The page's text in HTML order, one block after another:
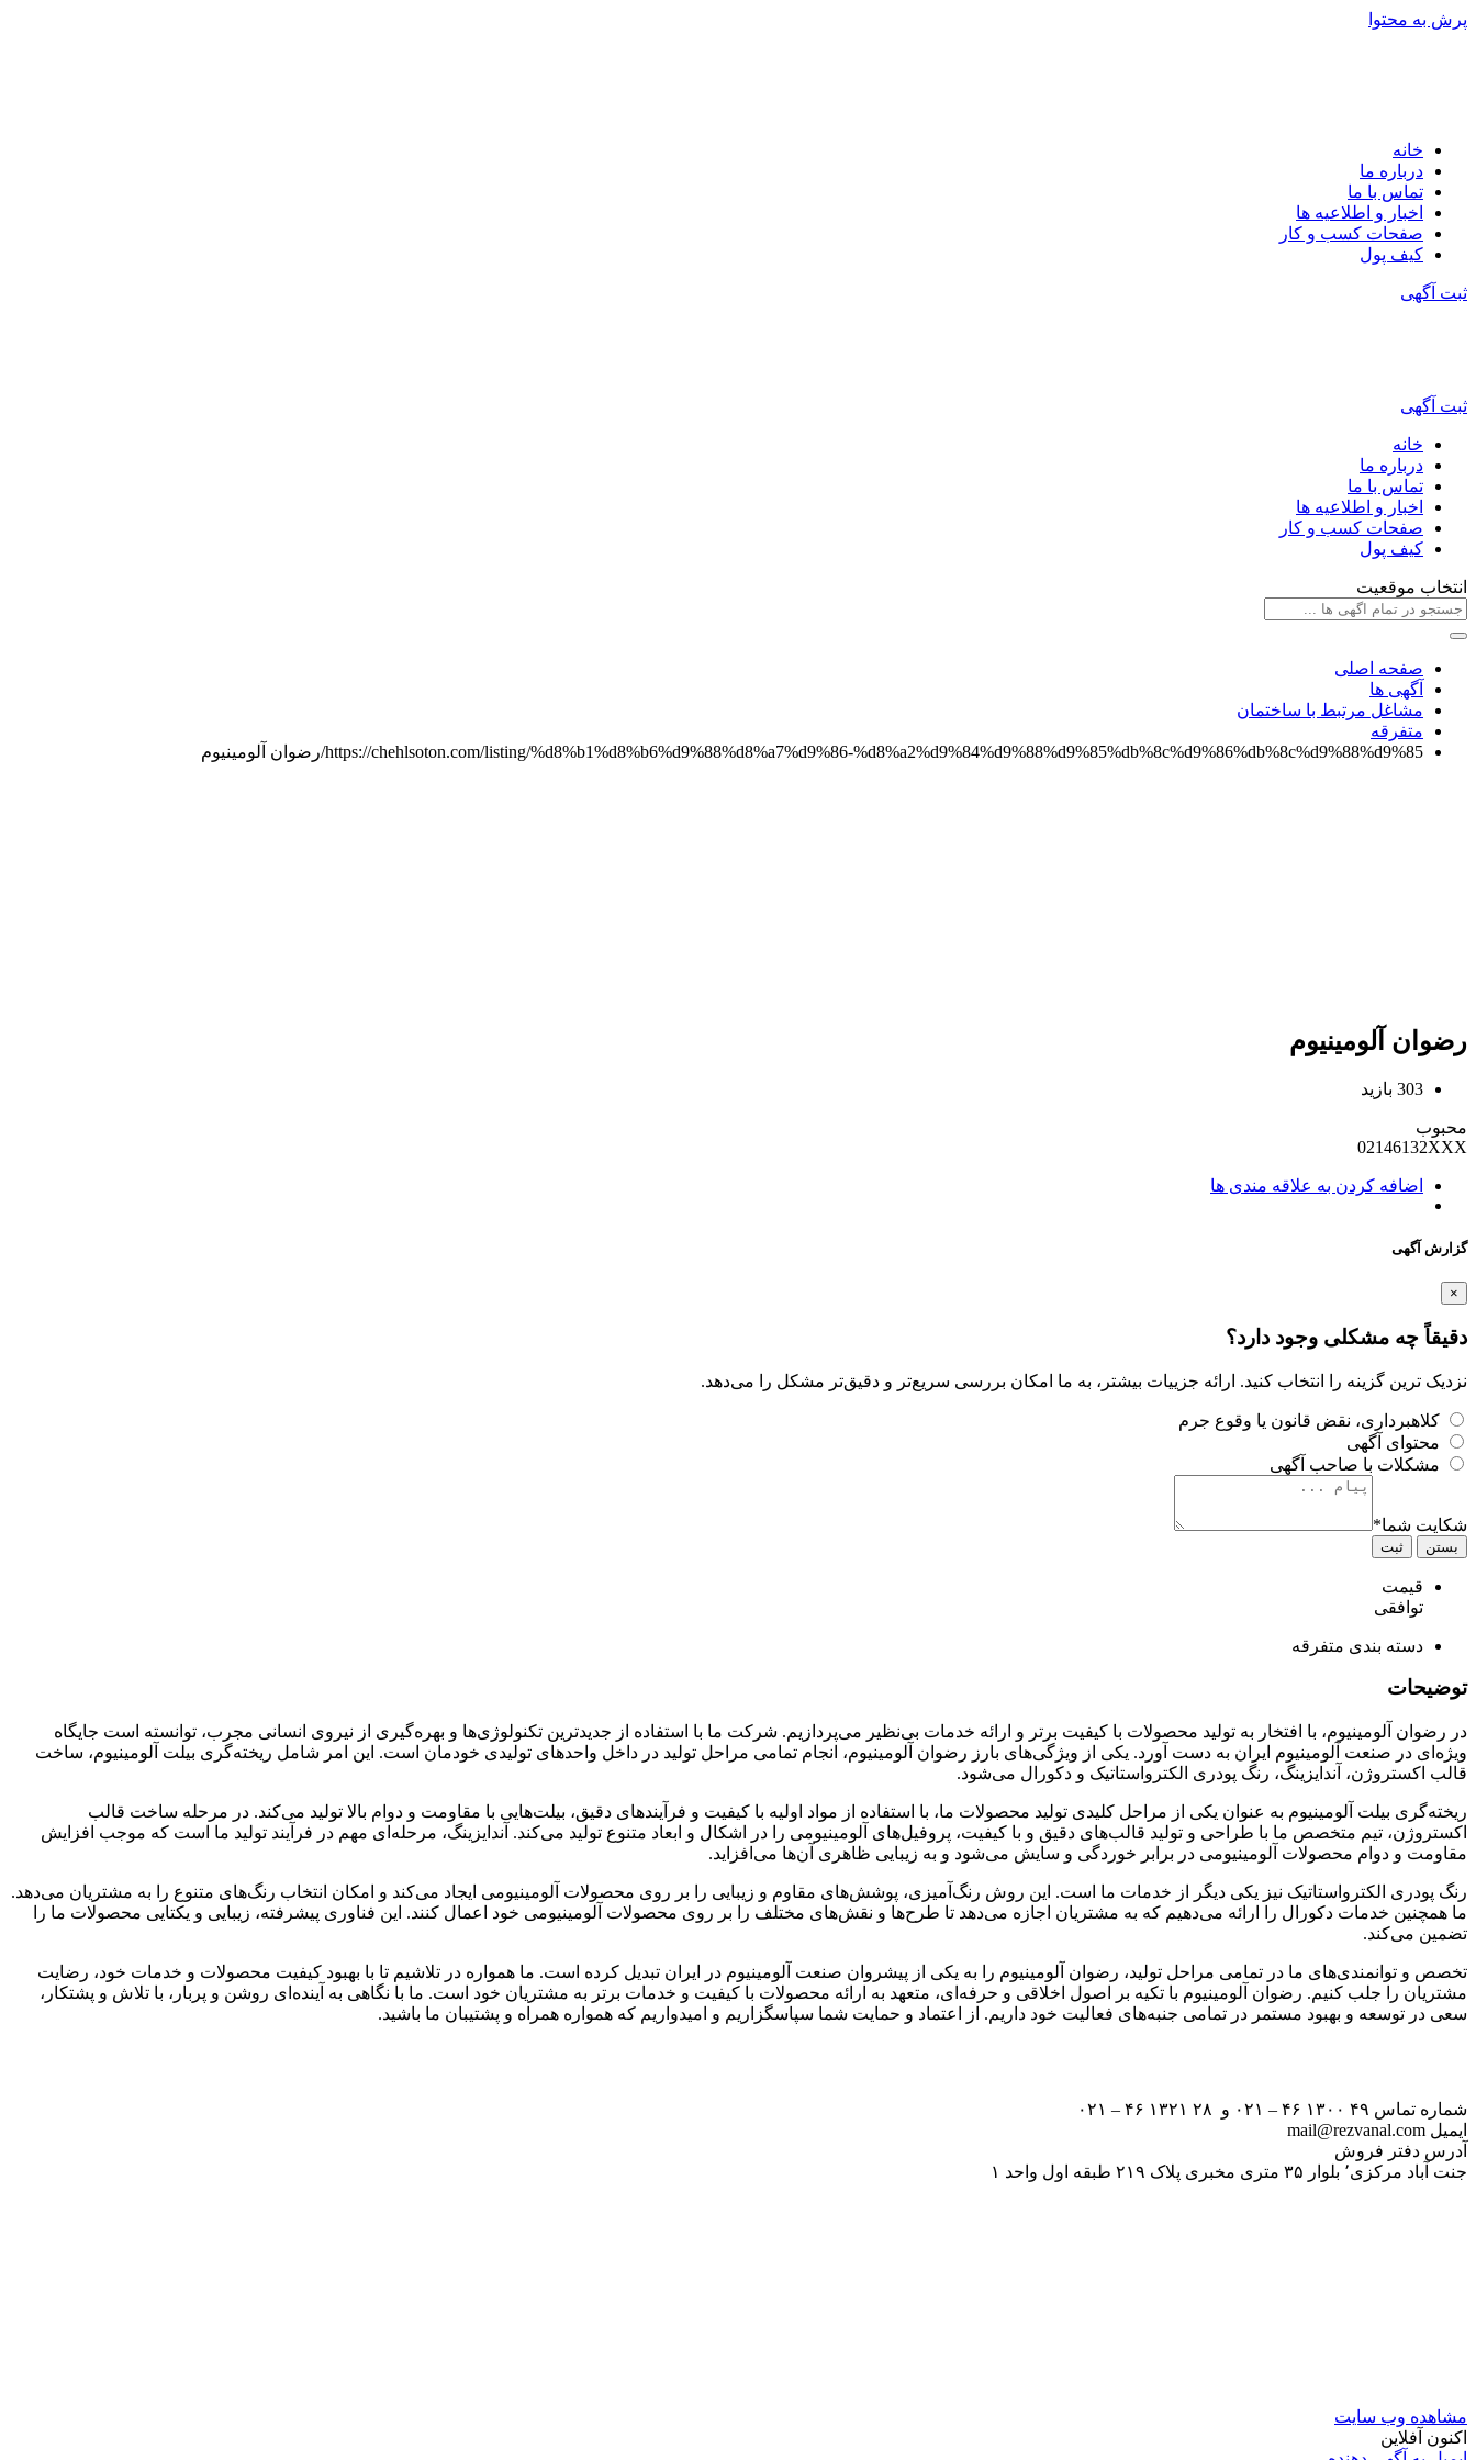
پرش به محتوا
خانه
درباره ما
تماس با ما
اخبار و اطلاعیه ها
صفحات کسب و کار
کیف پول
ثبت آگهی
ثبت آگهی
خانه
درباره ما
تماس با ما
اخبار و اطلاعیه ها
صفحات کسب و کار
کیف پول
انتخاب موقعیت
صفحه اصلی
آگهی ها
مشاغل مرتبط با ساختمان
متفرقه
https://chehlsoton.com/listing/%d8%b1%d8%b6%d9%88%d8%a7%d9%86-%d8%a2%d9%84%d9%88%d9%85%db%8c%d9%86%db%8c%d9%88%d9%85/ رضوان آلومینیوم
رضوان آلومینیوم
303 بازید
محبوب
02146132XXX
اضافه کردن به علاقه مندی ها
گزارش آگهی
×
دقیقاً چه مشکلی وجود دارد؟
نزدیک ترین گزینه را انتخاب کنید. ارائه جزییات بیشتر، به ما امکان بررسی سریع‌تر و دقیق‌تر مشکل را می‌دهد.
کلاهبرداری، نقض قانون یا وقوع جرم
محتوای آگهی
مشکلات با صاحب آگهی
شکایت شما*
بستن ثبت
قیمت
توافقی
دسته بندی متفرقه
توضیحات
در رضوان آلومینیوم، با افتخار به تولید محصولات با کیفیت برتر و ارائه خدمات بی‌نظیر می‌پردازیم. شرکت ما با استفاده از جدیدترین تکنولوژی‌ها و بهره‌گیری از نیروی انسانی مجرب، توانسته است جایگاه
ویژه‌ای در صنعت آلومینیوم ایران به دست آورد. یکی از ویژگی‌های بارز رضوان آلومینیوم، انجام تمامی مراحل تولید در داخل واحدهای تولیدی خودمان است. این امر شامل ریخته‌گری بیلت آلومینیوم، ساخت
قالب اکستروژن، آندایزینگ، رنگ پودری الکترواستاتیک و دکورال می‌شود.
ریخته‌گری بیلت آلومینیوم به عنوان یکی از مراحل کلیدی تولید محصولات ما، با استفاده از مواد اولیه با کیفیت و فرآیندهای دقیق، بیلت‌هایی با مقاومت و دوام بالا تولید می‌کند. در مرحله ساخت قالب
اکستروژن، تیم متخصص ما با طراحی و تولید قالب‌های دقیق و با کیفیت، پروفیل‌های آلومینیومی را در اشکال و ابعاد متنوع تولید می‌کند. آندایزینگ، مرحله‌ای مهم در فرآیند تولید ما است که موجب افزایش
مقاومت و دوام محصولات آلومینیومی در برابر خوردگی و سایش می‌شود و به زیبایی ظاهری آن‌ها می‌افزاید.
رنگ پودری الکترواستاتیک نیز یکی دیگر از خدمات ما است. این روش رنگ‌آمیزی، پوشش‌های مقاوم و زیبایی را بر روی محصولات آلومینیومی ایجاد می‌کند و امکان انتخاب رنگ‌های متنوع را به مشتریان می‌دهد.
ما همچنین خدمات دکورال را ارائه می‌دهیم که به مشتریان اجازه می‌دهد تا طرح‌ها و نقش‌های مختلف را بر روی محصولات آلومینیومی خود اعمال کنند. این فناوری پیشرفته، زیبایی و یکتایی محصولات ما را
تضمین می‌کند.
تخصص و توانمندی‌های ما در تمامی مراحل تولید، رضوان آلومینیوم را به یکی از پیشروان صنعت آلومینیوم در ایران تبدیل کرده است. ما همواره در تلاشیم تا با بهبود کیفیت محصولات و خدمات خود، رضایت
مشتریان را جلب کنیم. رضوان آلومینیوم با تکیه بر اصول اخلاقی و حرفه‌ای، متعهد به ارائه محصولات با کیفیت و خدمات برتر به مشتریان خود است. ما با نگاهی به آینده‌ای روشن و پربار، با تلاش و پشتکار،
سعی در توسعه و بهبود مستمر در تمامی جنبه‌های فعالیت خود داریم. از اعتماد و حمایت شما سپاسگزاریم و امیدواریم که همواره همراه و پشتیبان ما باشید.
شماره تماس ۴۹ ۱۳۰۰ ۴۶ – ۰۲۱ و ۲۸ ۱۳۲۱ ۴۶ – ۰۲۱
ایمیل mail@rezvanal.com
آدرس دفتر فروش
جنت آباد مرکزی٬ بلوار ۳۵ متری مخبری پلاک ۲۱۹ طبقه اول واحد ۱
مشاهده وب سایت
اکنون آفلاین